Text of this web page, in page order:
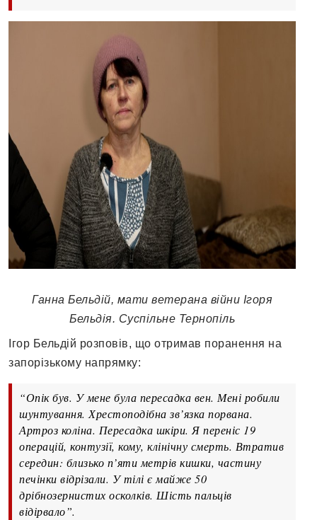
Ганна Бельдій, мати ветерана війни Ігоря
Бельдія. Суспільне Тернопіль
Ігор Бельдій розповів, що отримав поранення на
запорізькому напрямку:
“Опік був. У мене була пересадка вен. Мені робили
шунтування. Хрестоподібна зв’язка порвана.
Артроз коліна. Пересадка шкіри. Я переніс 19
операцій, контузії, кому, клінічну смерть. Втратив
середин: близько п’яти метрів кишки, частину
печінки відрізали. У тілі є майже 50
дрібнозернистих осколків. Шість пальців
відірвало”.